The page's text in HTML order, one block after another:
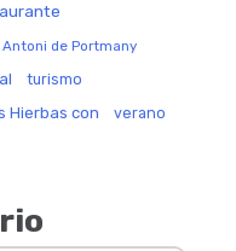
de Portmany
turismo
Hierbas con verano